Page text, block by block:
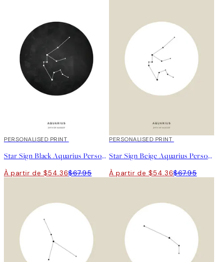
20%*
PERSONALISED PRINT
Star Sign Black Aquarius Personal Affiche
À partir de $54.36$67.95
20%*
PERSONALISED PRINT
Star Sign Beige Aquarius Personal Affiche
À partir de $54.36$67.95